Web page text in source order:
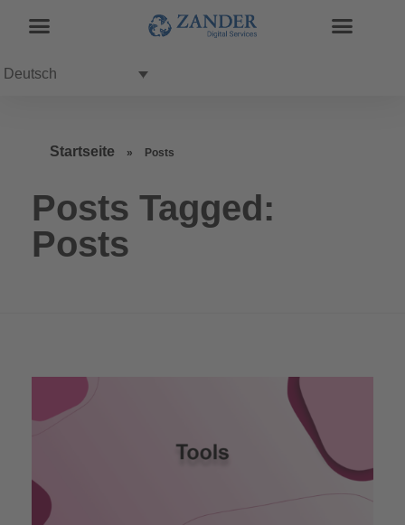
Deutsch
Startseite » Posts
Posts Tagged:
Posts